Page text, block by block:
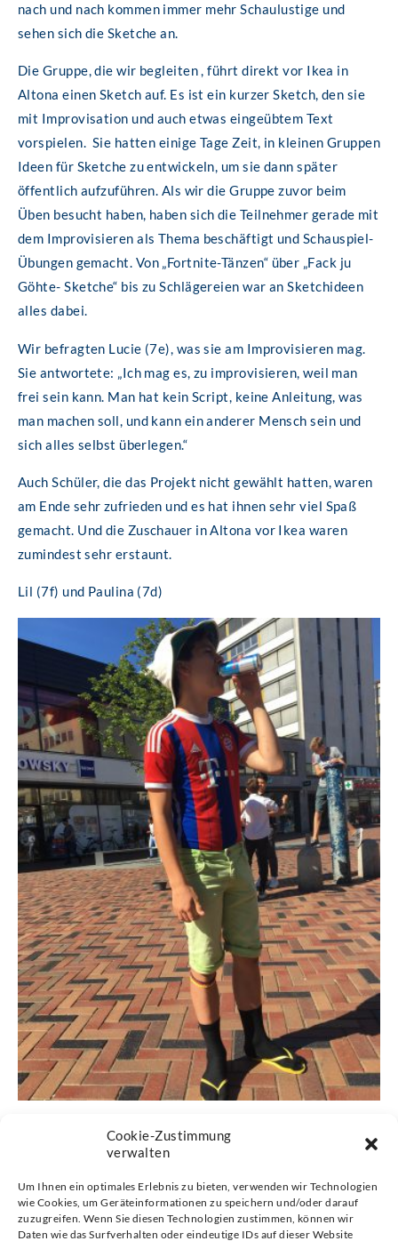
Cookie-Zustimmung
verwalten
Um Ihnen ein optimales Erlebnis zu bieten, verwenden wir Technologien
wie Cookies, um Geräteinformationen zu speichern und/oder darauf
zuzugreifen. Wenn Sie diesen Technologien zustimmen, können wir
Daten wie das Surfverhalten oder eindeutige IDs auf dieser Website
nach und nach kommen immer mehr Schaulustige und
sehen sich die Sketche an.
Die Gruppe, die wir begleiten , führt direkt vor Ikea in
Altona einen Sketch auf. Es ist ein kurzer Sketch, den sie
mit Improvisation und auch etwas eingeübtem Text
vorspielen. Sie hatten einige Tage Zeit, in kleinen Gruppen
Ideen für Sketche zu entwickeln, um sie dann später
öffentlich aufzuführen. Als wir die Gruppe zuvor beim
Üben besucht haben, haben sich die Teilnehmer gerade mit
dem Improvisieren als Thema beschäftigt und Schauspiel-
Übungen gemacht. Von „Fortnite-Tänzen“ über „Fack ju
Göhte- Sketche“ bis zu Schlägereien war an Sketchideen
alles dabei.
Wir befragten Lucie (7e), was sie am Improvisieren mag.
Sie antwortete: „Ich mag es, zu improvisieren, weil man
frei sein kann. Man hat kein Script, keine Anleitung, was
man machen soll, und kann ein anderer Mensch sein und
sich alles selbst überlegen.“
Auch Schüler, die das Projekt nicht gewählt hatten, waren
am Ende sehr zufrieden und es hat ihnen sehr viel Spaß
gemacht. Und die Zuschauer in Altona vor Ikea waren
zumindest sehr erstaunt.
Lil (7f) und Paulina (7d)